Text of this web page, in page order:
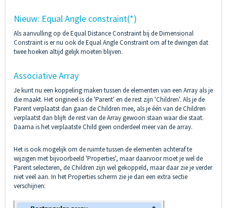
Nieuw: Equal Angle constraint(*)
Als aanvulling op de Equal Distance Constraint bij de Dimensional
Constraint is er nu ook de Equal Angle Constraint om af te dwingen dat
twee hoeken altijd gelijk moeten blijven.
Associative Array
Je kunt nu een koppeling maken tussen de elementen van een Array als je
die maakt. Het origineel is de 'Parent' en de rest zijn 'Children'. Als je de
Parent verplaatst dan gaan de Children mee, als je één van de Children
verplaatst dan blijft de rest van de Array gewoon staan waar die staat.
Daarna is het verplaatste Child geen onderdeel meer van de array.
Het is ook mogelijk om de ruimte tussen de elementen achteraf te
wijzigen met bijvoorbeeld 'Properties', maar daarvoor moet je wel de
Parent selecteren, de Children zijn wel gekoppeld, maar daar zie je verder
niet veel aan. In het Properties scherm zie je dan een extra sectie
verschijnen: